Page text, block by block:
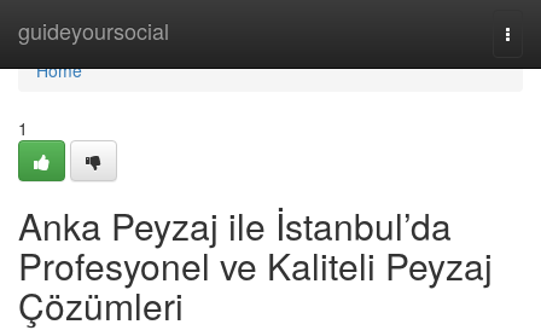
guideyoursocial
Home
Home
1
Anka Peyzaj ile İstanbul’da
Profesyonel ve Kaliteli Peyzaj
Çözümleri